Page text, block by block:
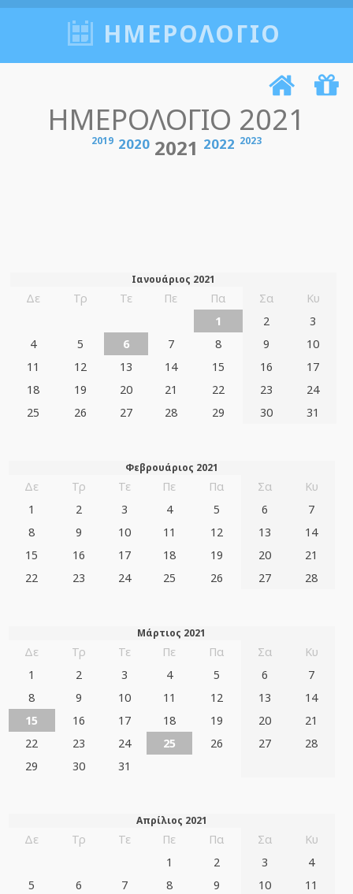
ΗΜΕΡΟΛΟΓΙΟ
ΗΜΕΡΟΛΟΓΙΟ 2021
2019 2020 2021 2022 2023
Ιανουάριος 2021
Δε Τρ Τε Πε Πα Σα
Κυ
1
2
3
4
5 6 7 8 9
10
11
12 13 14 15 16
17
18
19 20 21 22 23
24
25
26 27 28 29 30 31
Φεβρουάριος 2021
Δε Τρ Τε Πε Πα Σα
Κυ
1
2 3 4 5 6
7
8
9 10 11 12 13
14
15
16 17 18 19 20
21
22
23 24 25 26 27 28
Μάρτιος 2021
Δε Τρ Τε Πε Πα Σα
Κυ
1
2 3 4 5 6
7
8
9 10 11 12 13
14
15
16 17 18 19 20
21
22
23 24 25 26 27
28
29
30 31
Απρίλιος 2021
Δε Τρ Τε Πε Πα Σα
Κυ
1
2 3
4
5
6 7 8 9 10
11